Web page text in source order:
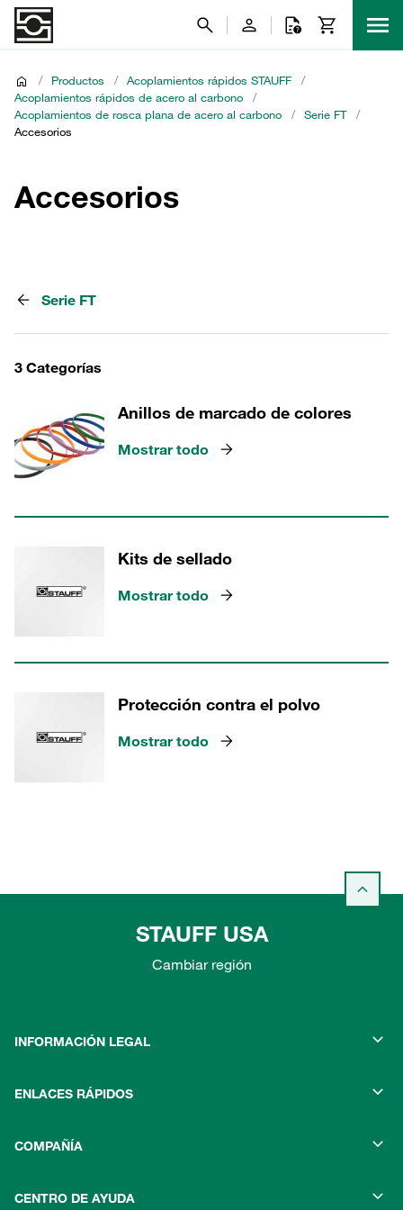
/ Productos / Acoplamientos rápidos STAUFF
/
Acoplamientos rápidos de acero al carbono
/
Acoplamientos de rosca plana de acero al carbono
/ Serie FT
/
Accesorios
Accesorios
Serie FT
3 Categorías
Anillos de marcado de colores
Mostrar todo
Kits de sellado
Mostrar todo
Protección contra el polvo
Mostrar todo
STAUFF USA
Cambiar región
INFORMACIÓN LEGAL
ENLACES RÁPIDOS
COMPAÑÍA
CENTRO DE AYUDA